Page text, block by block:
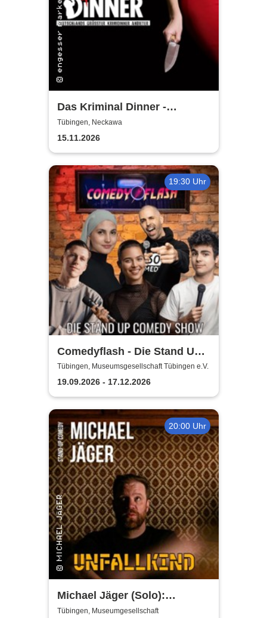
Das Kriminal Dinner -
Alpenkrimi: Knödelmord beim
Gipfeltreffen
Tübingen, Neckawa
15.11.2026
19:30 Uhr
Comedyflash - Die Stand Up
Comedy Show
Tübingen, Museumsgesellschaft Tübingen e.V.
19.09.2026 - 17.12.2026
20:00 Uhr
Michael Jäger (Solo):
Unfallkind - die neue Stand-
Tübingen, Museumgesellschaft